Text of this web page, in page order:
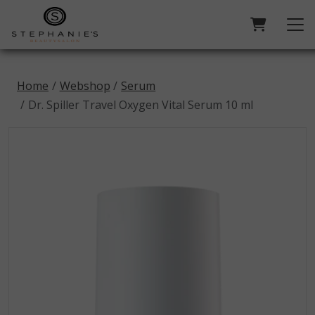
Home Webshop
Serum
Dr. Spiller Travel Oxygen Vital Serum 10 ml